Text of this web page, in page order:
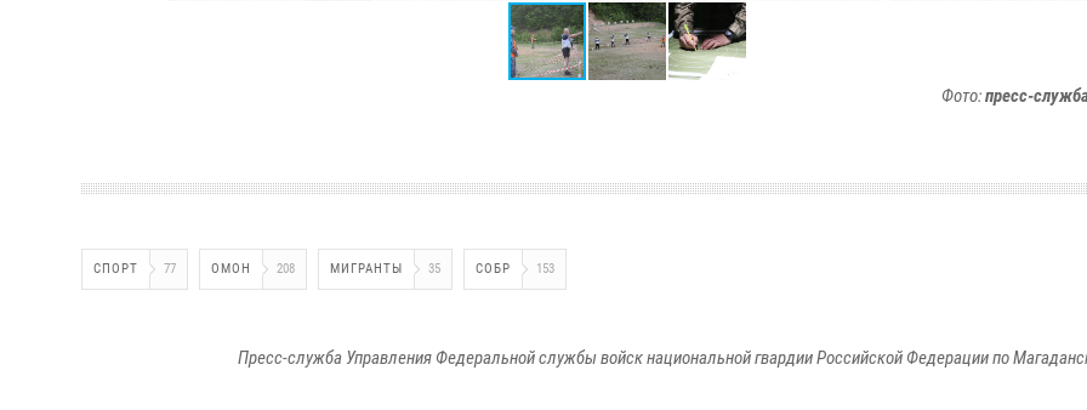
Фото:пресс-
СПОРТ 77 ОМОН 208 МИГРАНТЫ 35 СОБР 153
Пресс-служба Управления Федеральной службы войск национальной гвардии Российской Федерации по